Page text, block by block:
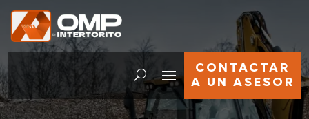
CONTACTAR
A UN ASESOR